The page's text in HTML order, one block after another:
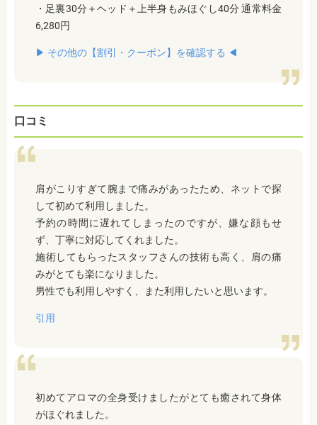
・足裏30分＋ヘッド＋上半身もみほぐし40分 通常料金
6,280円
▶︎ その他の【割引・クーポン】を確認する ◀︎
口コミ
肩がこりすぎて腕まで痛みがあったため、ネットで探
して初めて利用しました。
予約の時間に遅れてしまったのですが、嫌な顔もせ
ず、丁寧に対応してくれました。
施術してもらったスタッフさんの技術も高く、肩の痛
みがとても楽になりました。
男性でも利用しやすく、また利用したいと思います。
引用
初めてアロマの全身受けましたがとても癒されて身体
がほぐれました。